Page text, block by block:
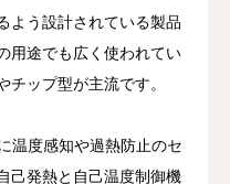
よう設計されている製品
用途でも広く使われてい
チップ型が主流です。
温度感知や過熱防止のセ
己発熱と自己温度制御機